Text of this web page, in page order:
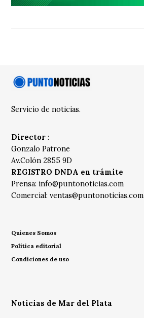
Servicio de noticias.
Director :
Gonzalo Patrone
Av.Colón 2855 9D
REGISTRO DNDA en trámite
Prensa: info@puntonoticias.com
Comercial:ventas@puntonoticias.com
Quienes Somos
Política editorial
Condiciones de uso
Noticias de Mar del Plata